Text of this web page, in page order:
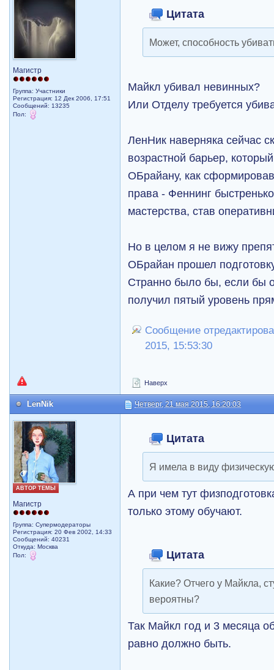
Магистр
Группа: Участники
Регистрация: 12 Дек 2006, 17:51
Сообщений: 13235
Пол:
Цитата
Может, способность
Майкл убивал невинных?
Или Отделу требуется
ЛенНик наверняка сейчас
возрастной барьер,
ОБрайану, как
права - Феннинг
мастерства, став
Но в целом я не вижу
ОБрайан прошел
Странно было бы, если бы
получил пятый уровень
Сообщение
2015, 15:53:30
Наверх
LenNik Четверг, 21 мая 2015, 16:20:03
АВТОР ТЕМЫ
Магистр
Группа: Супермодераторы
Регистрация: 20 Фев 2002, 14:33
Сообщений: 40231
Откуда: Москва
Пол:
Цитата
Я имела в виду
А при чем тут
только этому обучают.
Цитата
Какие? Отчего у Майкла,
вероятны?
Так Майкл год и 3 месяца
равно должно быть.